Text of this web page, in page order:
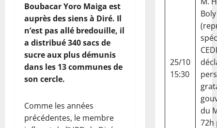
Boubacar Yoro Maiga est
auprès des siens à Diré. Il
n’est pas allé bredouille, il
a distribué 340 sacs de
sucre aux plus démunis
dans les 13 communes de
son cercle.
Comme les années
précédentes, le membre
25/10
15:30
Boly
du
72h